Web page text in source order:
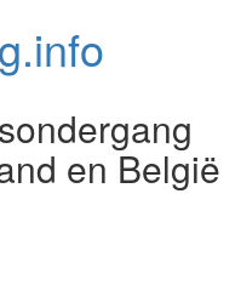
info
en België